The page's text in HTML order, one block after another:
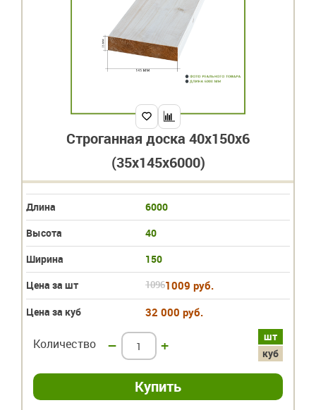
Строганная доска 40х150х6
(35х145х6000)
Длина
6000
Высота
40
Ширина
150
Цена за шт
10961009 руб.
Цена за куб 32 000 руб.
шт
куб
Количество – +